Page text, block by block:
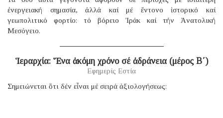
ἐνεργειακή σημασία, ἀλλά καί μέ ἔντονο ἱστορικό καί
γεωπολιτικό φορτίο: τό βόρειο Ἰράκ καί τήν Ἀνατολική
Μεσόγειο.
Ἱεραρχία: Ἕνα ἀκόμη χρόνο σέ ἀδράνεια (μέρος B΄)
Εφημερίς Εστία
Σημειώνεται ὅτι δέν εἶναι μέ σειρά ἀξιολογήσεως: